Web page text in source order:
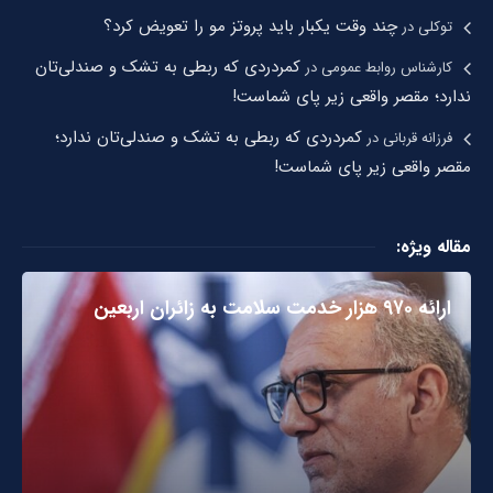
توکلیدرچند وقت یکبار باید پروتز مو را تعویض کرد؟
کارشناس روابط عمومیدر کمردردی که ربطی به تشک و صندلی‌تان
ندارد؛ مقصر واقعی زیر پای شماست!
فرزانه قربانیدر کمردردی که ربطی به تشک و صندلی‌تان ندارد؛
مقصر واقعی زیر پای شماست!
مقاله ویژه:
ارائه ۹۷۰ هزار خدمت سلامت به زائران اربعین